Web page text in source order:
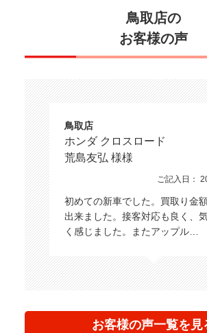
鳥取店の
お客様の声
鳥取店
ホンダ クロスロード
荒島友弘 様様
ご記入日：
初めての新車でした。買取り金
出来ました。接客対応も良く、
く感じました。またアップル…
お客様の声一覧を見